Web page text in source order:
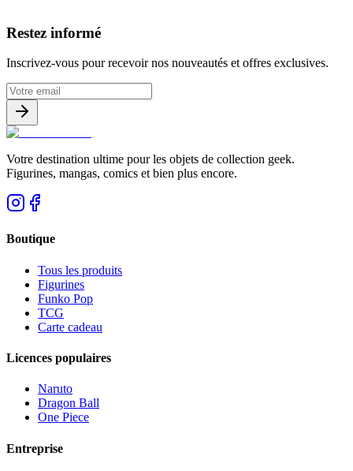
Restez informé
Inscrivez-vous pour recevoir nos nouveautés et offres exclusives.
Votre destination ultime pour les objets de collection geek.
Figurines, mangas, comics et bien plus encore.
Boutique
Tous les produits
Figurines
Funko Pop
TCG
Carte cadeau
Licences populaires
Naruto
Dragon Ball
One Piece
Entreprise